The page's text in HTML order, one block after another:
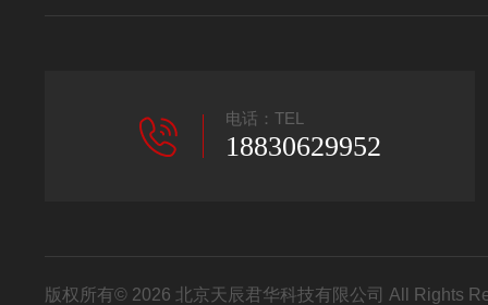
电话：TEL
18830629952
版权所有© 2026 北京天辰君华科技有限公司 All Rights